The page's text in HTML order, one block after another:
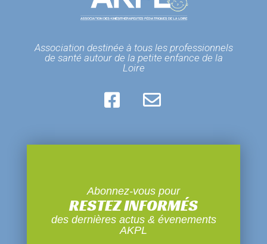
Association destinée à tous les professionnels
de santé autour de la petite enfance de la
Loire
Abonnez-vous pour
RESTEZ INFORMÉS
des dernières actus & évenements
AKPL